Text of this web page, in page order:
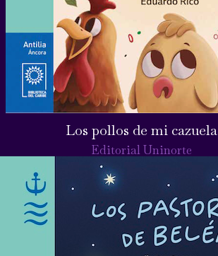
Los pollos de mi cazuela
Editorial Uninorte